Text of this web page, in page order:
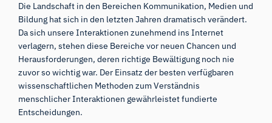
Die Landschaft in den Bereichen Kommunikation, Medien und
Bildung hat sich in den letzten Jahren dramatisch verändert.
Da sich unsere Interaktionen zunehmend ins Internet
verlagern, stehen diese Bereiche vor neuen Chancen und
Herausforderungen, deren richtige Bewältigung noch nie
zuvor so wichtig war. Der Einsatz der besten verfügbaren
wissenschaftlichen Methoden zum Verständnis
menschlicher Interaktionen gewährleistet fundierte
Entscheidungen.